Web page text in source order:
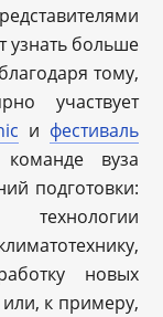
узнать больше
тому,
участвует
и фестиваль
вуза
подготовки:
новых
к примеру,